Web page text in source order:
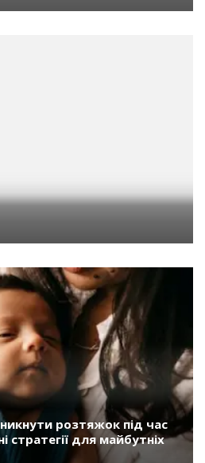
розтяжок під час
стратегії для майбутніх